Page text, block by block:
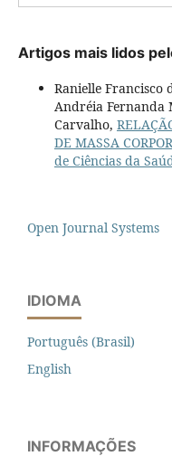
Artigos mais lidos
Ranielle Francisco
Andréia Fernanda
Carvalho,
DE MASSA
de Ciências da
Open Journal Systems
IDIOMA
Português (Brasil)
English
INFORMAÇÕES